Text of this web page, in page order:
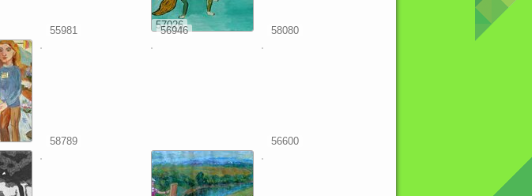
57026
55981 56946 58080
58789 56600